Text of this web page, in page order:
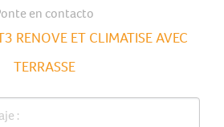
en contacto
RENOVE ET CLIMATISE AVEC
TERRASSE